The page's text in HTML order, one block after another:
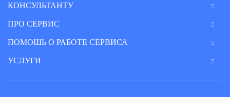
КОНСУЛЬТАНТУ
ПРО СЕРВИС
ПОМОШЬ О РАБОТЕ СЕРВИСА
УСЛУГИ